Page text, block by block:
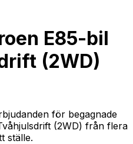
E85-bil
(2WD)
för begagnade
(2WD) från flera
ställe.